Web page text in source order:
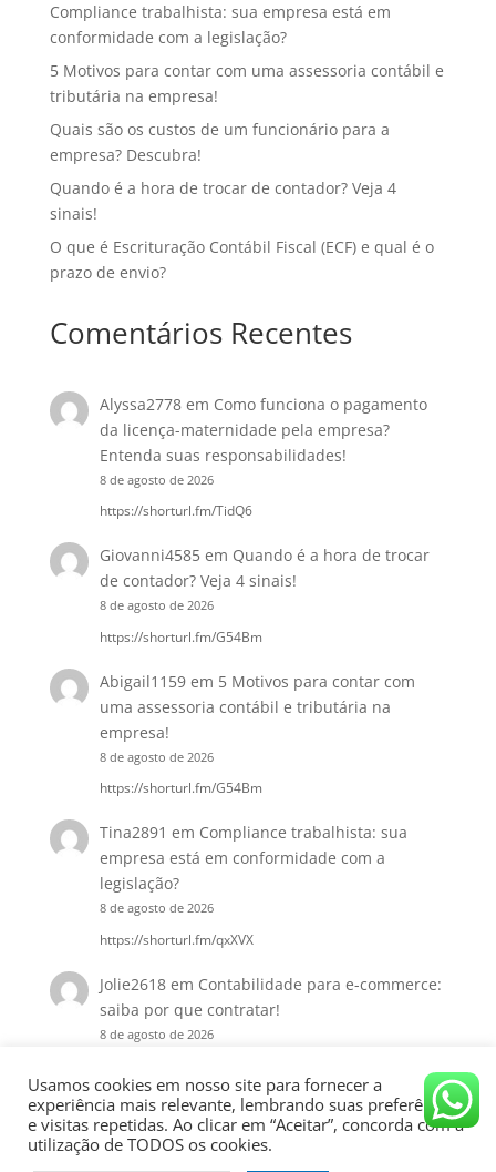
Compliance trabalhista: sua empresa está em
conformidade com a legislação?
5 Motivos para contar com uma assessoria contábil e
tributária na empresa!
Quais são os custos de um funcionário para a
empresa? Descubra!
Quando é a hora de trocar de contador? Veja 4
sinais!
O que é Escrituração Contábil Fiscal (ECF) e qual é o
prazo de envio?
Comentários Recentes
Alyssa2778 em Como funciona o pagamento
da licença-maternidade pela empresa?
Entenda suas responsabilidades!
8 de agosto de 2026
https://shorturl.fm/TidQ6
Giovanni4585 em Quando é a hora de trocar
de contador? Veja 4 sinais!
8 de agosto de 2026
https://shorturl.fm/G54Bm
Abigail1159 em 5 Motivos para contar com
uma assessoria contábil e tributária na
empresa!
8 de agosto de 2026
https://shorturl.fm/G54Bm
Tina2891 em Compliance trabalhista: sua
empresa está em conformidade com a
legislação?
8 de agosto de 2026
https://shorturl.fm/qxXVX
Jolie2618 em Contabilidade para e-commerce:
saiba por que contratar!
8 de agosto de 2026
Usamos cookies em nosso site para fornecer a
experiência mais relevante, lembrando suas preferências
e visitas repetidas. Ao clicar em “Aceitar”, concorda com a
utilização de TODOS os cookies.